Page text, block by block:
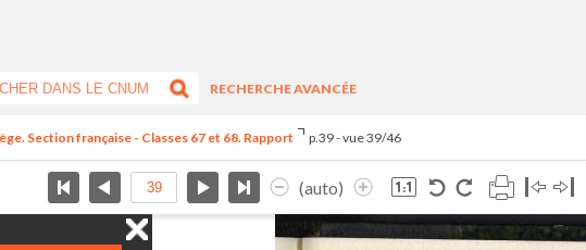
RECHERCHE AVANCÉE
Section française - Classes 67 et 68. Rapport p.39 - vue 39/46
(auto)